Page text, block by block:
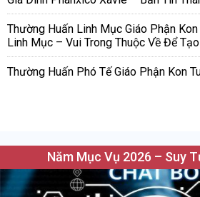
Thường Huấn Linh Mục Giáo Phận
Linh Mục – Vui Trong Thuộc Về Để
Thường Huấn Phó Tế Giáo Phận Kon
Năm Mục Vụ 2026 – Suy